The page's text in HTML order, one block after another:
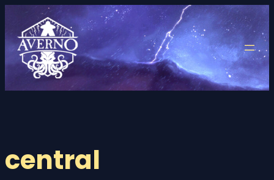
contenido
central